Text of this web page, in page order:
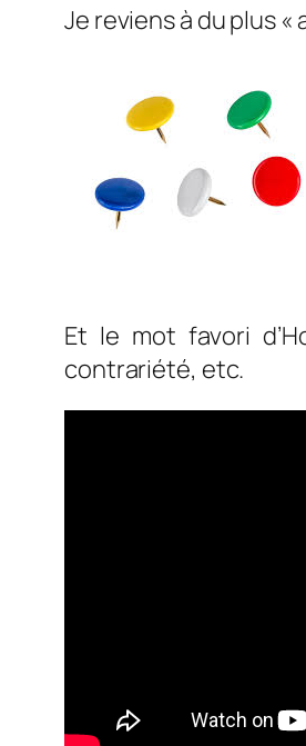
Je reviens à du plus
Et le mot favori
contrariété, etc.